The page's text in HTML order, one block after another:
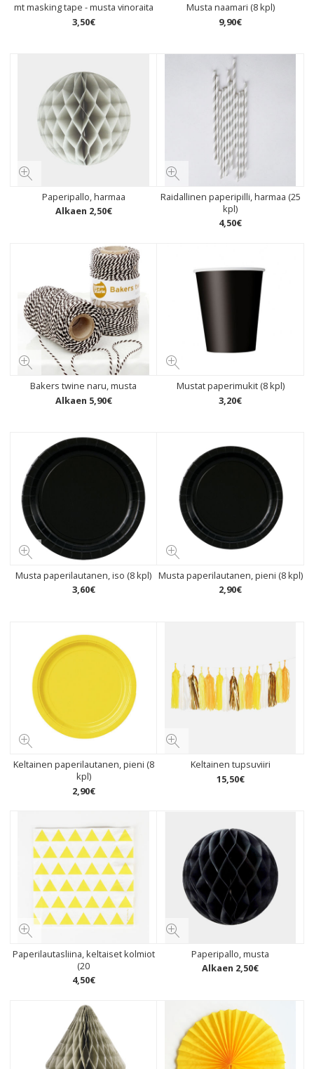
mt masking tape - musta vinoraita
3,50€
Musta naamari (8 kpl)
9,90€
Paperipallo, harmaa
Alkaen 2,50€
Raidallinen paperipilli, harmaa (25
kpl)
4,50€
Bakers twine naru, musta
Alkaen 5,90€
Mustat paperimukit (8 kpl)
3,20€
Musta paperilautanen, iso (8 kpl)
3,60€
Musta paperilautanen, pieni (8 kpl)
2,90€
Keltainen paperilautanen, pieni (8
kpl)
2,90€
Keltainen tupsuviiri
15,50€
Paperilautasliina, keltaiset kolmiot
(20
4,50€
Paperipallo, musta
Alkaen 2,50€